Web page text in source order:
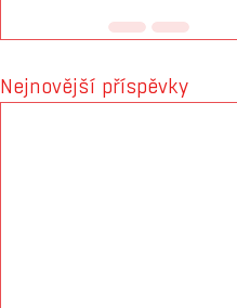
Nejnovější příspěvky